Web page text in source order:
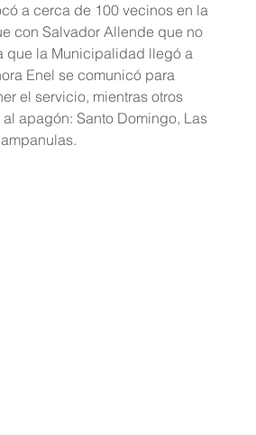
a cerca de 100 vecinos en la
con Salvador Allende que no
que la Municipalidad llegó a
Enel se comunicó para
el servicio, mientras otros
apagón: Santo Domingo, Las